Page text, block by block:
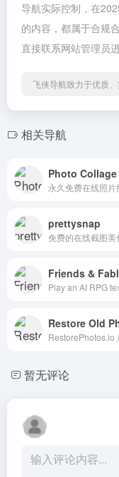
导航实际控制，在
的内容，都属于合规
直接联系网站管理员
飞侠导航致力于优质
相关导航
prettysnap
免费的在线截图美
Friends &
暂无评论